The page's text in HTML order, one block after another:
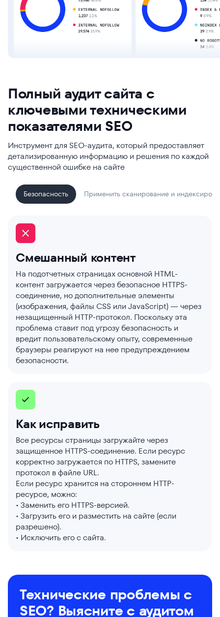
Полный аудит сайта с
ключевыми техническими
показателями SEO
Инструмент для SEO-аудита, который предоставляет
детализированную информацию и решения по каждой
существенной ошибке на сайте
Безопасность Применить сканирование и
Смешанный контент
На подотчетных страницах основной HTML-
контент загружается через безопасное HTTPS-
соединение, но дополнительные элементы
(изображения, файлы CSS или JavaScript) — через
незащищенный HTTP-протокол. Поскольку эта
проблема ставит под угрозу безопасность и
вредит пользовательскому опыту, современные
браузеры реагируют на нее предупреждением
безопасности.
Как исправить
Все ресурсы страницы загружайте через
защищенное HTTPS-соединение. Если ресурс
корректно загружается по HTTPS, замените
протокол в файле URL.
Если ресурс хранится на стороннем HTTP-
ресурсе, можно:
• Заменить его HTTPS-версией.
• Загрузить его и разместить на сайте (если
разрешено).
• Исключить его с сайта.
Технические проблемы с
SEO? Выясните с аудитом